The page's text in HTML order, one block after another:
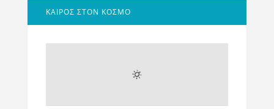
ΚΑΙΡΟΣ ΣΤΟΝ ΚΟΣΜΟ